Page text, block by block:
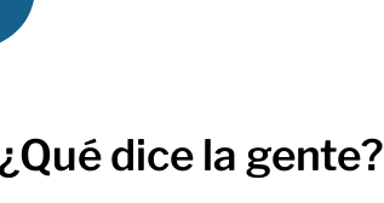
¿Qué dice la gente?